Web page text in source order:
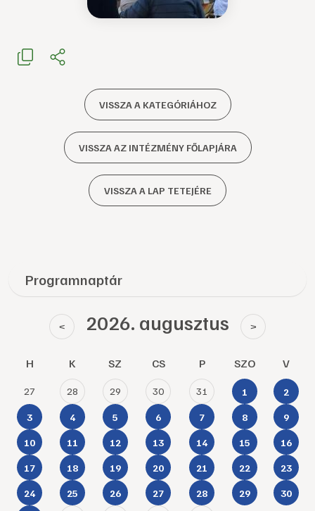
VISSZA A KATEGÓRIÁHOZ
VISSZA AZ INTÉZMÉNY FŐLAPJÁRA
VISSZA A LAP TETEJÉRE
Programnaptár
< 2026. augusztus >
H K SZ CS P SZO V
27 28 29 30 31 1 2
3 4 5 6 7 8 9
10 11 12 13 14 15 16
17 18 19 20 21 22 23
24 25 26 27 28 29 30